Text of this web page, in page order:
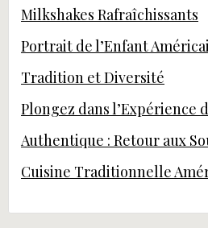
Milkshakes Rafraîchissants
Portrait de l’Enfant
Tradition et Diversité
Plongez dans l’Expérience
Authentique : Retour aux
Cuisine Traditionnelle